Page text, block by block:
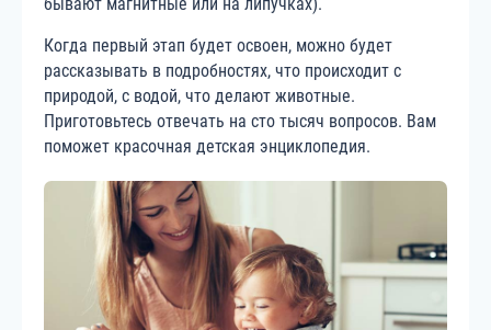
Когда первый этап будет освоен, можно будет
рассказывать в подробностях, что происходит с
природой, с водой, что делают животные.
Приготовьтесь отвечать на сто тысяч вопросов. Вам
поможет красочная детская энциклопедия.